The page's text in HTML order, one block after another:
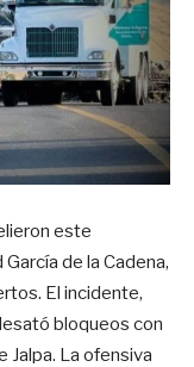
este
de la Cadena,
El incidente,
bloqueos con
Jalpa. La ofensiva